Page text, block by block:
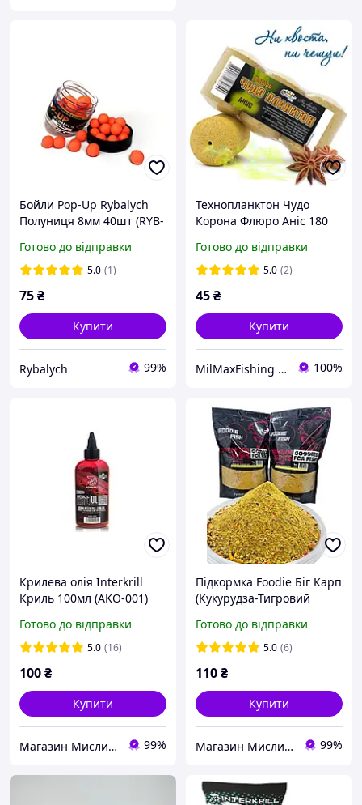
Бойли Pop-Up Rybalych
Полуниця 8мм 40шт (RYB-
Готово до відправки
5.0 (1)
75₴
Купити
Rybalych 99%
Технопланктон Чудо
Корона Флюро Аніс 180
Готово до відправки
5.0 (2)
45₴
Купити
MilMaxFishing - інтернет-магазин 100%
Крилева олія Interkrill
Криль 100мл (AKО-001)
Готово до відправки
5.0 (16)
100₴
Купити
Магазин Мисливець 99%
Підкормка Foodie Біг Карп
(Кукурудза-Тигровий
Готово до відправки
5.0 (6)
110₴
Купити
Магазин Мисливець 99%